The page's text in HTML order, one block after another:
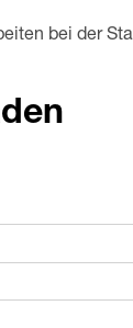
bei der